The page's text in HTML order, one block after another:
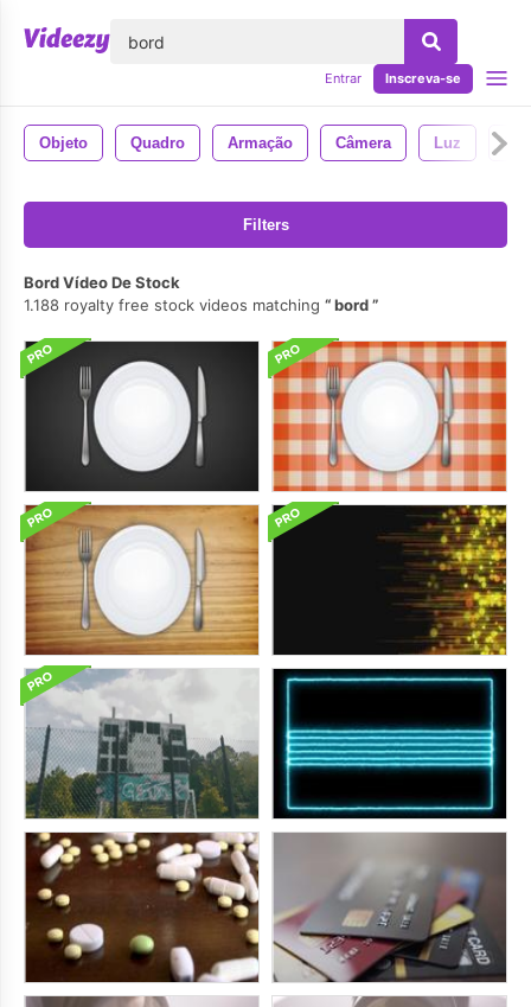
Entrar Inscreva-se
Objeto Quadro Armação Câmera Luz
Filters
Bord Vídeo De Stock
1.188 royalty free stock videos matching
bord